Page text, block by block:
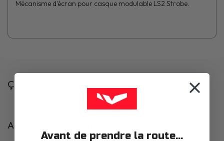
Mécanisme d'écran pour casque modulable LS2 Strobe.
Ça pourrait t'intéresser
Articles complémentaires
Avant de prendre la route...